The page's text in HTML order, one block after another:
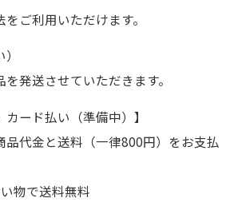
ご利用いただけます。
発送させていただきます。
ード払い（準備中）】
品代金と送料（一律800円）をお支払
物で送料無料